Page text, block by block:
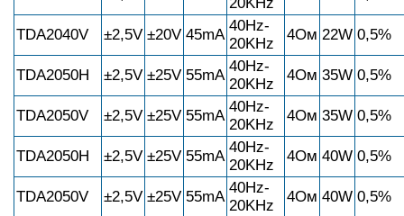
20KHz
TDA2040V ±2,5V ±20V 45mА
40Hz-
20KHz
4Ом 22W 0,5%
TDA2050H ±2,5V ±25V 55mА
40Hz-
20KHz
4Ом 35W 0,5%
TDA2050V ±2,5V ±25V 55mА
40Hz-
20KHz
4Ом 35W 0,5%
TDA2050H ±2,5V ±25V 55mА
40Hz-
20KHz
4Ом 40W 0,5%
TDA2050V ±2,5V ±25V 55mА
40Hz-
20KHz
4Ом 40W 0,5%